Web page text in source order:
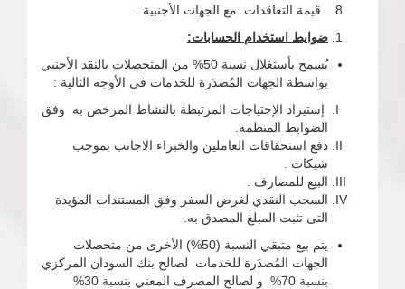
قيمة التعاقدات مع الجهات الأجنبية .
ضوايط استخدام الحسابات:
يُسمح بأستغلال نسبة 50% من المتحصلات بالنقد الأجنبي
بواسطة الجهات المُصدَرة للخدمات في الأوجه التالية :
إستيراد الإحتياجات المرتبطة بالنشاط المرخص به وفق
الضوابط المنظمة.
دفع استحقاقات العاملين والخبراء الاجانب بموجب
شيكات .
البيع للمصارف .
السحب النقدي لغرض السفر وفق المستندات المؤيدة
التى تثبت المبلغ المصدق به.
يتم بيع متبقي النسبة (50%) الأخرى من متحصلات
الجهات المُصدَرة للخدمات لصالح بنك السودان المركزي
بنسبة 70% و لصالح المصرف المعني بنسبة 30%